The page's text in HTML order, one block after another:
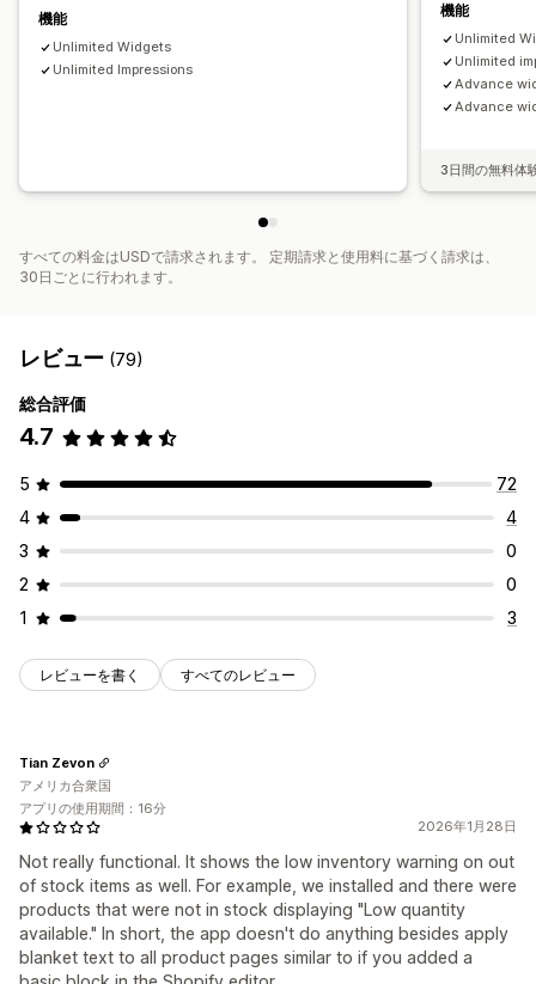
機能
Unlimited Widgets
Unlimited Impressions
機能
Unlimited
Unlimited
Advance
Advance
3日間の無料体
すべての料金はUSDで請求されます。 定期請求と使用料に基づく請求は、
30日ごとに行われます。
レビュー (79)
総合評価
4.7
5
72
4
4
3
0
2
0
1
3
レビューを書く すべてのレビュー
2026年1月28日
Not really functional. It shows the low inventory warning on out
of stock items as well. For example, we installed and there were
products that were not in stock displaying "Low quantity
available." In short, the app doesn't do anything besides apply
blanket text to all product pages similar to if you added a
Tian Zevon
アメリカ合衆国
アプリの使用期間：16分